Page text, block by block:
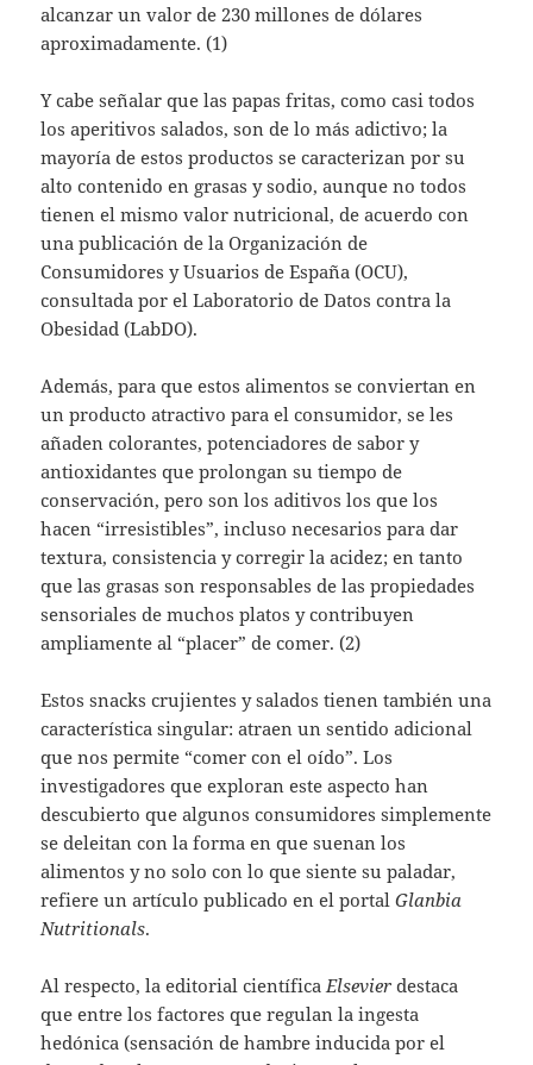
alcanzar un valor de 230 millones de dólares
aproximadamente. (1)
Y cabe señalar que las papas fritas, como casi todos
los aperitivos salados, son de lo más adictivo; la
mayoría de estos productos se caracterizan por su
alto contenido en grasas y sodio, aunque no todos
tienen el mismo valor nutricional, de acuerdo con
una publicación de la Organización de
Consumidores y Usuarios de España (OCU),
consultada por el Laboratorio de Datos contra la
Obesidad (LabDO).
Además, para que estos alimentos se conviertan en
un producto atractivo para el consumidor, se les
añaden colorantes, potenciadores de sabor y
antioxidantes que prolongan su tiempo de
conservación, pero son los aditivos los que los
hacen “irresistibles”, incluso necesarios para dar
textura, consistencia y corregir la acidez; en tanto
que las grasas son responsables de las propiedades
sensoriales de muchos platos y contribuyen
ampliamente al “placer” de comer. (2)
Estos snacks crujientes y salados tienen también una
característica singular: atraen un sentido adicional
que nos permite “comer con el oído”. Los
investigadores que exploran este aspecto han
descubierto que algunos consumidores simplemente
se deleitan con la forma en que suenan los
alimentos y no solo con lo que siente su paladar,
refiere un artículo publicado en el portalGlanbia
Nutritionals.
Al respecto, la editorial científicaElsevier destaca
que entre los factores que regulan la ingesta
hedónica (sensación de hambre inducida por el